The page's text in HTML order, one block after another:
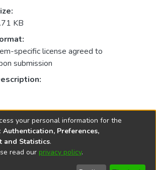
KB
specific license agreed to
submission
18(88)
copyright © 2002-2026
your personal information for the
Authentication, Preferences,
and Statistics.
read our privacy policy.